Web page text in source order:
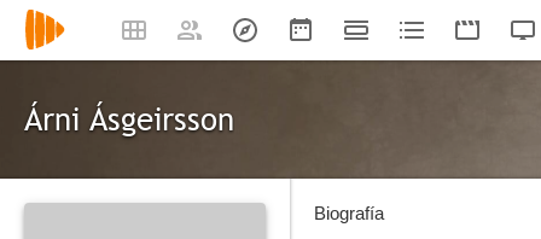
Árni Ásgeirsson
Biografía